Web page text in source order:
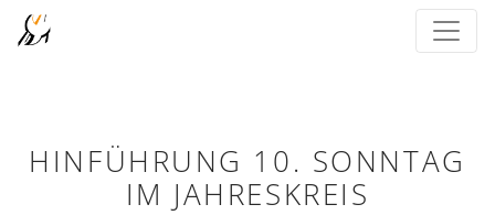
HINFÜHRUNG 10. SONNTAG
IM JAHRESKREIS